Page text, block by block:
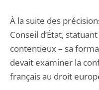
À la suite des
Conseil d’État,
contentieux – sa
devait examiner la
français au droit